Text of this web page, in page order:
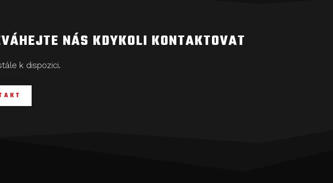
NÁS KDYKOLI KONTAKTOVAT
k dispozici.